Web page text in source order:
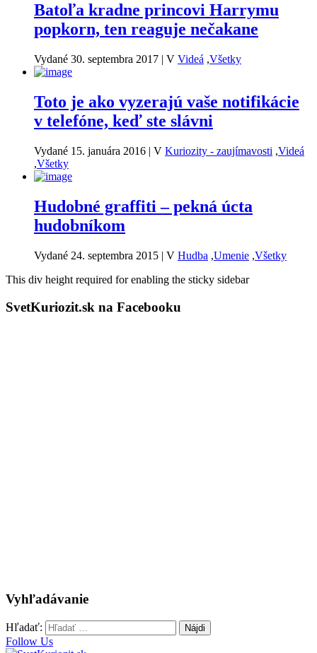
Batoľa kradne princovi Harrymu
popkorn, ten reaguje nečakane
Vydané 30. septembra 2017 | V Videá ,Všetky
Toto je ako vyzerajú vaše notifikácie
v telefóne, keď ste slávni
Vydané 15. januára 2016 | V Kuriozity - zaujímavosti ,Videá
,Všetky
Hudobné graffiti – pekná úcta
hudobníkom
Vydané 24. septembra 2015 | V Hudba ,Umenie ,Všetky
This div height required for enabling the sticky sidebar
SvetKuriozit.sk na Facebooku
Vyhľadávanie
Hľadať:
Follow Us